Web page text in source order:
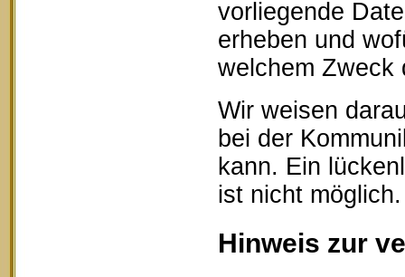
vorliegende
erheben und
welchem Zweck
Wir weisen
bei der
kann. Ein
ist nicht möglich.
Hinweis zur